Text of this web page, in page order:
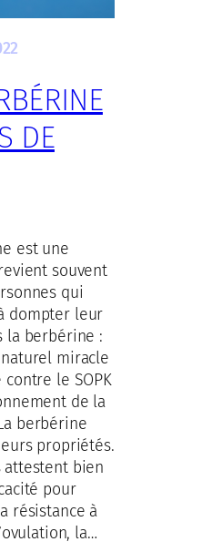
DE
est une
souvent
qui
dompter leur
la berbérine :
miracle
le SOPK
de la
berbérine
propriétés.
attestent bien
pour
résistance à
la…